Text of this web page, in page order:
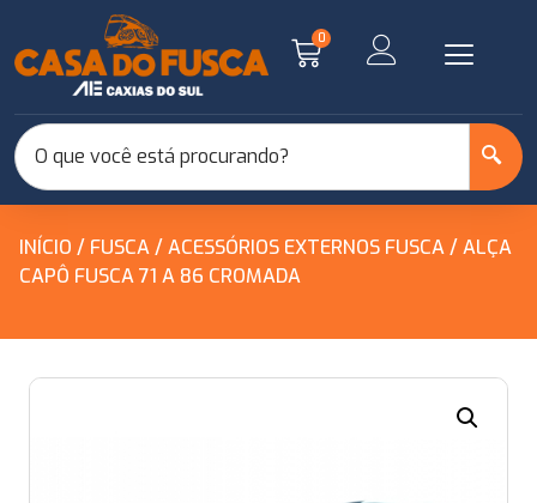
0
INÍCIO / FUSCA/ACESSÓRIOS EXTERNOS FUSCA/ ALÇA
CAPÔ FUSCA 71 A 86 CROMADA